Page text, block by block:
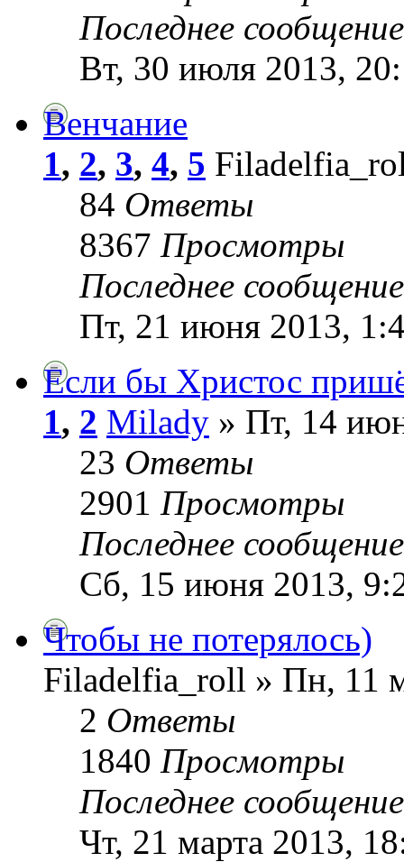
Последнее
Вт, 30 июля 2013,
Венчание
1, 2, 3, 4, 5
84 Ответы
8367 Просмотры
Последнее
Пт, 21 июня 2013,
Если бы Христос
1, 2 Milady » Пт, 14
23 Ответы
2901 Просмотры
Последнее
Сб, 15 июня 2013,
Чтобы не потерялось)
Filadelfia_roll » Пн, 11
2 Ответы
1840 Просмотры
Последнее
Чт, 21 марта 2013,